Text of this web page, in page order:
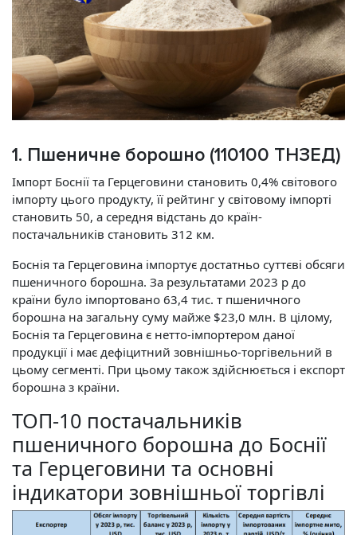
1. Пшеничне борошно (110100 ТНЗЕД)
Імпорт Боснії та Герцеговини становить 0,4% світового
імпорту цього продукту, її рейтинг у світовому імпорті
становить 50, а середня відстань до країн-
постачальників становить 312 км.
Боснія та Герцеговина імпортує достатньо суттєві обсяги
пшеничного борошна. За результатами 2023 р до
країни було імпортовано 63,4 тис. т пшеничного
борошна на загальну суму майже $23,0 млн. В цілому,
Боснія та Герцеговина є нетто-імпортером даної
продукції і має дефіцитний зовнішньо-торгівельний в
цьому сегменті. При цьому також здійснюється і експорт
борошна з країни.
ТОП-10 постачальників
пшеничного борошна до Боснії
та Герцеговини та основні
індикатори зовнішньої торгівлі